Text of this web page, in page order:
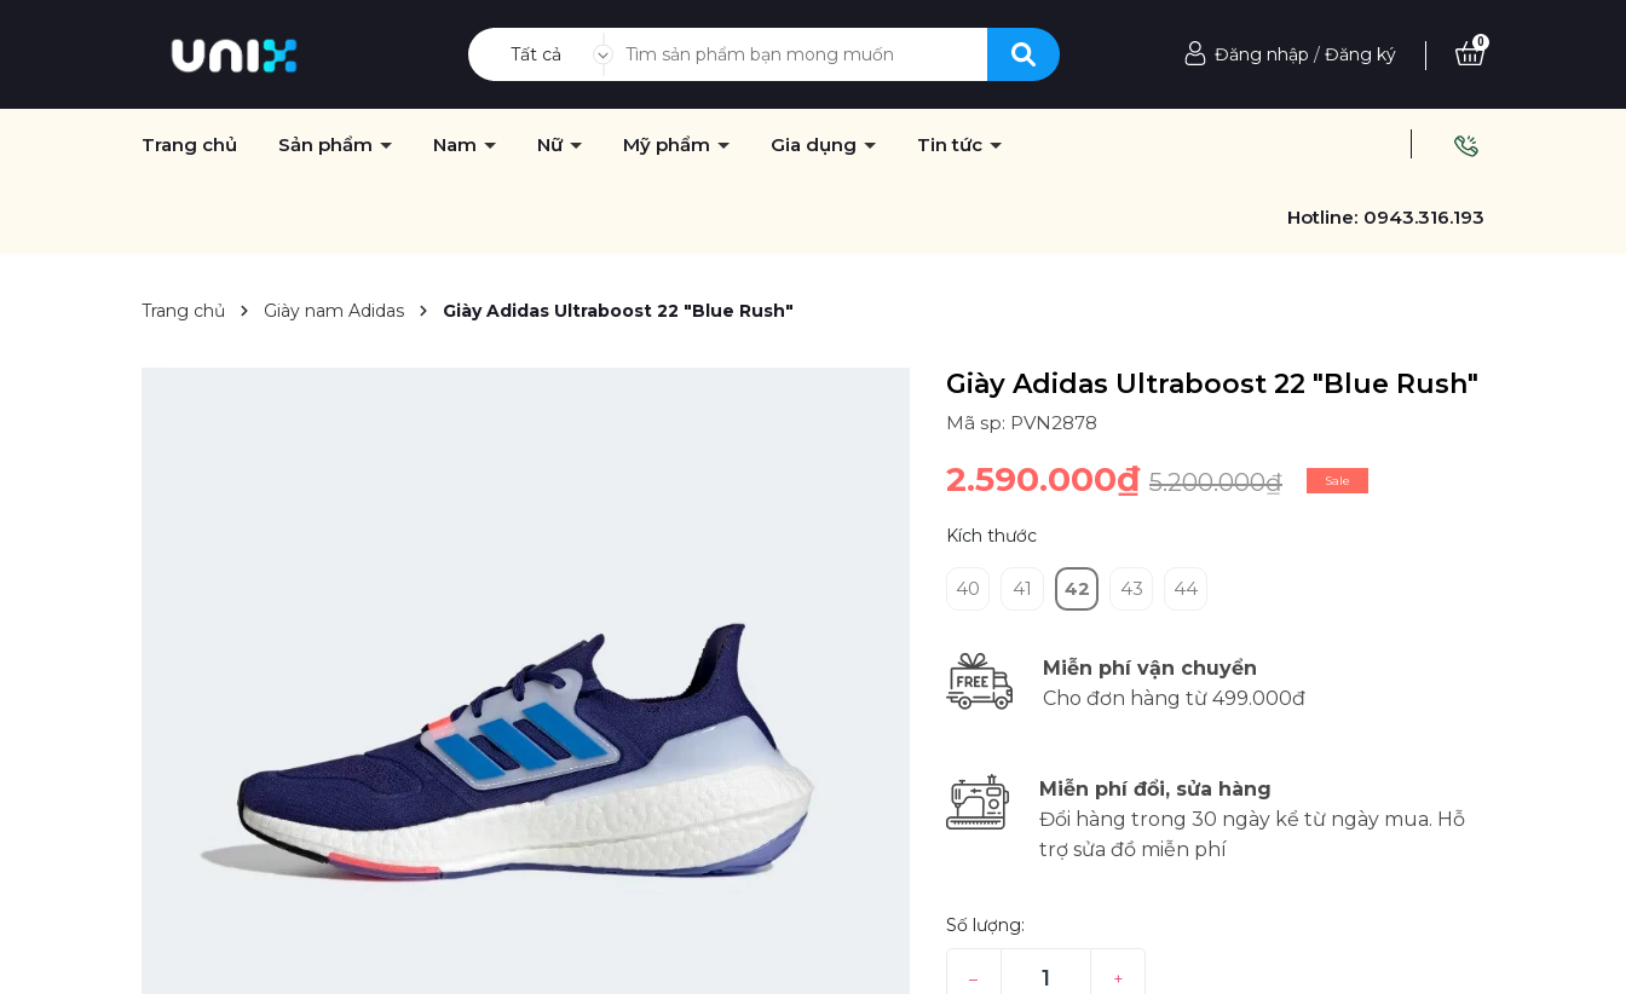
Tất cả Đăng nhập / Đăng ký
0
Trang chủ Sản phẩm Nam Nữ Mỹ phẩm Gia dụng Tin tức
Hotline: 0943.316.193
Trang chủ Giày nam Adidas Giày Adidas Ultraboost 22 "Blue Rush"
Giày Adidas Ultraboost 22 "Blue Rush"
Mã sp: PVN2878
2.590.000₫ 5.200.000₫ Sale
Kích thước
40 41 42 43 44
Miễn phí vận chuyển
Cho đơn hàng từ 499.000đ
Miễn phí đổi, sửa hàng
Đổi hàng trong 30 ngày kể từ ngày mua. Hỗ
trợ sửa đồ miễn phí
Số lượng:
– +